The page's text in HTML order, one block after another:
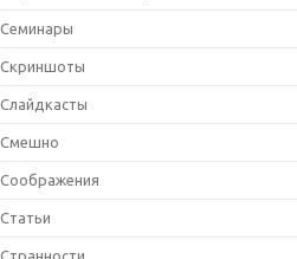
Семинары
Скриншоты
Слайдкасты
Смешно
Соображения
Статьи
Странности